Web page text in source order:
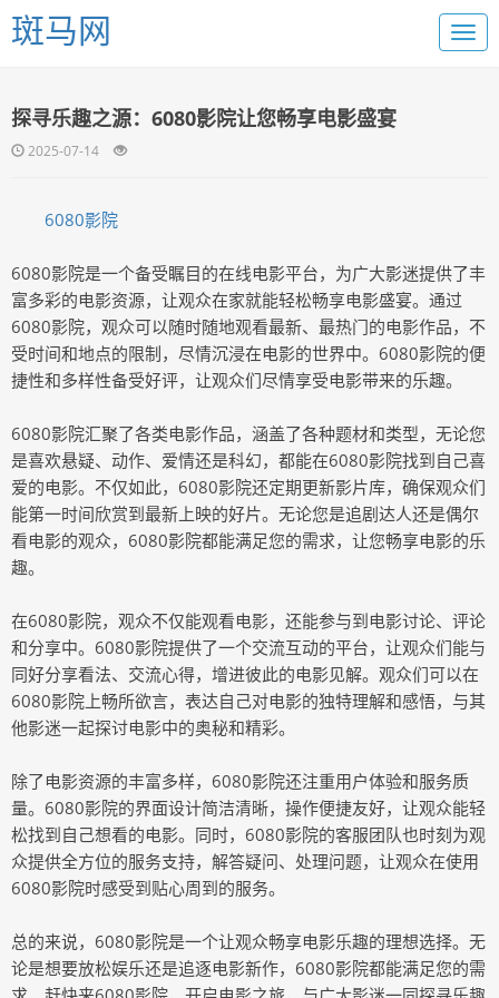
斑马网
探寻乐趣之源：6080影院让您畅享电影盛宴
2025-07-14
6080影院
6080影院是一个备受瞩目的在线电影平台，为广大影迷提供了丰
富多彩的电影资源，让观众在家就能轻松畅享电影盛宴。通过
6080影院，观众可以随时随地观看最新、最热门的电影作品，不
受时间和地点的限制，尽情沉浸在电影的世界中。6080影院的便
捷性和多样性备受好评，让观众们尽情享受电影带来的乐趣。
6080影院汇聚了各类电影作品，涵盖了各种题材和类型，无论您
是喜欢悬疑、动作、爱情还是科幻，都能在6080影院找到自己喜
爱的电影。不仅如此，6080影院还定期更新影片库，确保观众们
能第一时间欣赏到最新上映的好片。无论您是追剧达人还是偶尔
看电影的观众，6080影院都能满足您的需求，让您畅享电影的乐
趣。
在6080影院，观众不仅能观看电影，还能参与到电影讨论、评论
和分享中。6080影院提供了一个交流互动的平台，让观众们能与
同好分享看法、交流心得，增进彼此的电影见解。观众们可以在
6080影院上畅所欲言，表达自己对电影的独特理解和感悟，与其
他影迷一起探讨电影中的奥秘和精彩。
除了电影资源的丰富多样，6080影院还注重用户体验和服务质
量。6080影院的界面设计简洁清晰，操作便捷友好，让观众能轻
松找到自己想看的电影。同时，6080影院的客服团队也时刻为观
众提供全方位的服务支持，解答疑问、处理问题，让观众在使用
6080影院时感受到贴心周到的服务。
总的来说，6080影院是一个让观众畅享电影乐趣的理想选择。无
论是想要放松娱乐还是追逐电影新作，6080影院都能满足您的需